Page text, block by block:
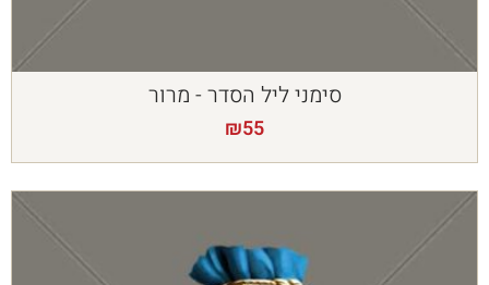
סימני ליל הסדר - מרור
₪55